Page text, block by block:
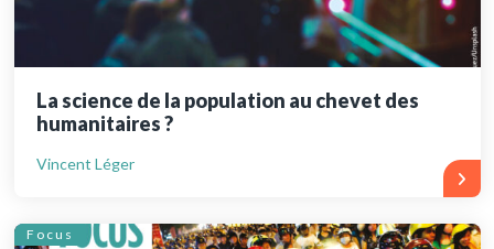
La science de la population au chevet des
humanitaires ?
Vincent Léger
Focus